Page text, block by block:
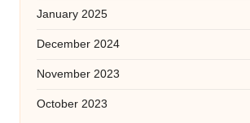
January 2025
December 2024
November 2023
October 2023